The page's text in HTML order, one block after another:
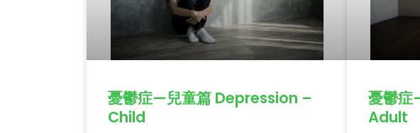
憂鬱症—兒童篇 Depression –
Child
憂鬱
Adult